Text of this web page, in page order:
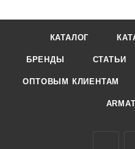
КАТАЛОГ
БРЕНДЫ СТАТЬИ
ОПТОВЫМ КЛИЕНТАМ